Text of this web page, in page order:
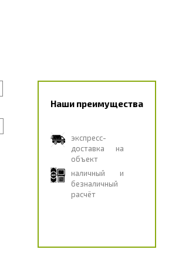
Наши преимущества
экспресс-
доставка на
объект
наличный и
безналичный
расчёт